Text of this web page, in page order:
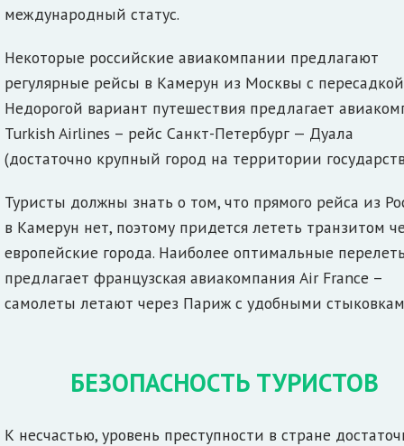
международный статус.
Некоторые российские авиакомпании предлагают
регулярные рейсы в Камерун из Москвы с
Недорогой вариант путешествия предлагает
Turkish Airlines – рейс Санкт-Петербург — Дуала
(достаточно крупный город на территории
Туристы должны знать о том, что прямого рейса из
в Камерун нет, поэтому придется лететь транзитом
европейские города. Наиболее оптимальные
предлагает французская авиакомпания Air France –
самолеты летают через Париж с удобными
БЕЗОПАСНОСТЬ ТУРИСТОВ
К несчастью, уровень преступности в стране